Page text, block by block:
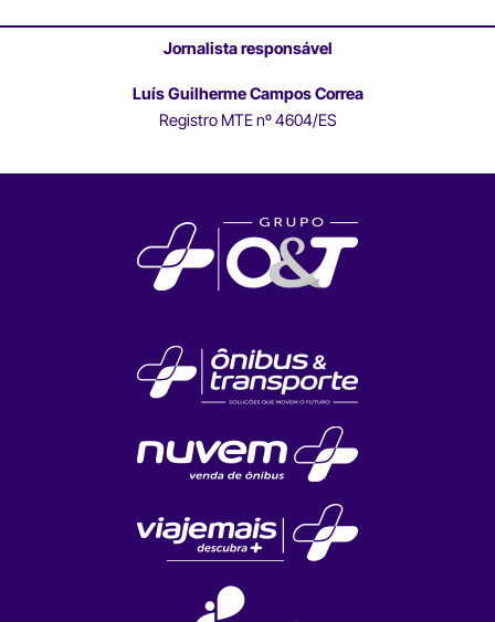
Jornalista responsável
Luís Guilherme Campos Correa
Registro MTE nº 4604/ES